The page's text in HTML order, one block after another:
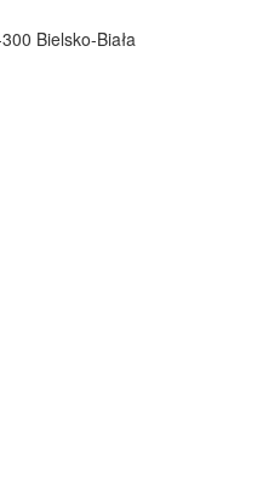
Bielsko-Biała